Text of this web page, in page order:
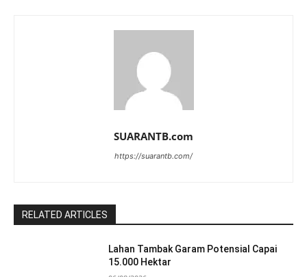
SUARANTB.com
https://suarantb.com/
RELATED ARTICLES
Lahan Tambak Garam Potensial Capai
15.000 Hektar